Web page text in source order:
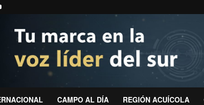
CAMPO AL DÍA REGIÓN ACUÍCOLA